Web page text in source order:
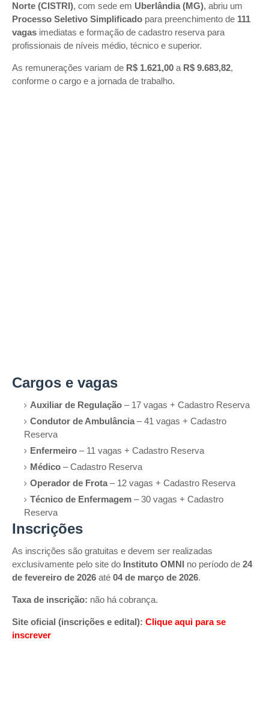
Norte (CISTRI), com sede em Uberlândia (MG), abriu um
Processo Seletivo Simplificado para preenchimento de 111
vagas imediatas e formação de cadastro reserva para
profissionais de níveis médio, técnico e superior.
As remunerações variam de R$ 1.621,00 a R$ 9.683,82,
conforme o cargo e a jornada de trabalho.
Cargos e vagas
Auxiliar de Regulação – 17 vagas + Cadastro Reserva
Condutor de Ambulância – 41 vagas + Cadastro
Reserva
Enfermeiro – 11 vagas + Cadastro Reserva
Médico – Cadastro Reserva
Operador de Frota – 12 vagas + Cadastro Reserva
Técnico de Enfermagem – 30 vagas + Cadastro
Reserva
Inscrições
As inscrições são gratuitas e devem ser realizadas
exclusivamente pelo site do Instituto OMNI no período de 24
de fevereiro de 2026 até 04 de março de 2026.
Taxa de inscrição: não há cobrança.
Site oficial (inscrições e edital): Clique aqui para se
inscrever